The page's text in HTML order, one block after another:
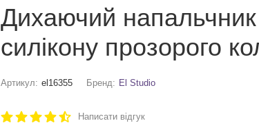
Дихаючий напальчник
силікону прозорого
Артикул: el16355 Бренд: El Studio
Написати відгук